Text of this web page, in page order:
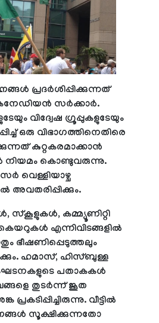
പ്രദർശിപ്പിക്കുന്നത്
സർക്കാർ.
വിദ്വേഷ ഗ്രൂപ്പുകളുടേയും
ഒരു വിഭാഗത്തിനെതിരെ
കുറ്റകരമാക്കാൻ
നിയമം കൊണ്ടുവരുന്നു.
വെള്ളിയാഴ്ച
അവതരിപ്പിക്കും.
സ്‌കൂളുകൾ, കമ്മ്യൂണിറ്റി
എന്നിവിടങ്ങളിൽ
ഭീഷണിപ്പെടുത്തലും
ഹമാസ്, ഹിസ്ബുള്ള
പതാകകൾ
തുടർന്ന് ജൂത
വീട്ടിൽ
സൂക്ഷിക്കുന്നതോ